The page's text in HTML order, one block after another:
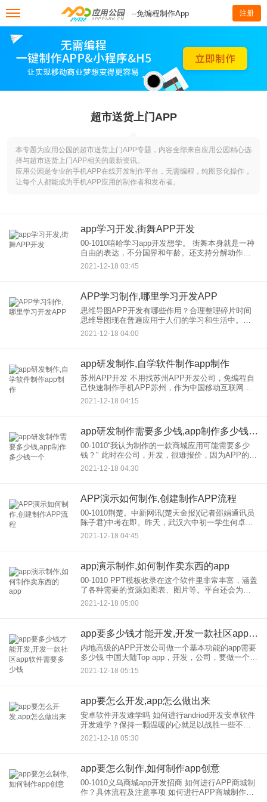
--免编程制作App 注册
超市送货上门APP
本专题为应用公园的超市送货上门APP专题，内容全部来自应用公园精心选
择与超市送货上门APP相关的最新资讯。
应用公园是专业的手机APP在线开发制作平台，无需编程，纯图形化操作，
让每个人都能成为手机APP应用的制作者和发布者。
app学习开发,街舞APP开发
00-1010嘻哈学习app开发想学。 街舞本身就是一种
自由的表达，不分国界和年龄。还支持分解动作教
学，为用户提供了学习的好帮手，真正能从屏幕背
后学到自己想学的东西。嘻哈学习应用1的开发特
2021-12-18 03:45
APP学习制作,哪里学习开发APP
思维导图APP开发有哪些作用？合理整理碎片时间
思维导图现在普遍应用于人们的学习和生活中。通
过思维导图制作，你可以帮助自己更好地理清思
路，加深对事物的记忆。在线阅读思维导图可以说
2021-12-18 04:00
app研发制作,自学软件制作app制作
苏州APP开发 不用找苏州APP开发公司，免编程自
己快速制作手机APP苏州，作为中国移动互联网发
展的重点城市，越来越多的中小企业加入了移动互
联网市场。 传统app开发通常在公司，外包为开发，
2021-12-18 04:15
app研发制作需要多少钱,app制作多少钱一个
00-1010“我认为制作的一款商城应用可能需要多少
钱？" 此时在公司，开发，很难报价，因为APP的功
能差异太大，研发；不同功能的成本就更不一样
了。而且，一个APP的开发需要太多的功能，比如
2021-12-18 04:30
APP演示如何制作,创建制作APP流程
00-1010荆楚。中新网讯(楚天金报)(记者邵娟通讯员
陈子君)中考在即。昨天，武汉六中初一学生何卓然
向母校赠送了自己发明的“光学实验演示软件”，不仅
作为纪念，还解决了物理教师光学作图的一个难
2021-12-18 04:45
app演示制作,如何制作卖东西的app
00-1010 PPT模板收录在这个软件里非常丰富，涵盖
了各种需要的资源如图表、图片等。平台还会为你
提供一些非常实用的PPT制作技巧，可以给你详细
讲解。让大家在制作PPT的每一个环节都能更轻松
2021-12-18 05:00
app要多少钱才能开发,开发一款社区app软件需要多少钱
内地高级的APP开发公司做一个基本功能的app需要
多少钱 中国大陆Top app，开发，公司，要做一个有
基本功能的app，大概需要多少钱？客户找蒙特企业
app开发公司，咨询多的是开发基本功能app需
2021-12-18 05:15
app要怎么开发,app怎么做出来
安卓软件开发难学吗 如何进行andriod开发安卓软件
开发难学？保持一颗温暖的心就足以战胜一些不可
抗拒的因素。安德里奥德开发对编写程序的热情应
该一直保持下去，这样才能不断前进，向安德里奥
2021-12-18 05:30
app要怎么制作,如何制作app创意
00-1010义乌商城app开发招商 如何进行APP商城制
作？具体流程及注意事项 如何进行APP商城制作？